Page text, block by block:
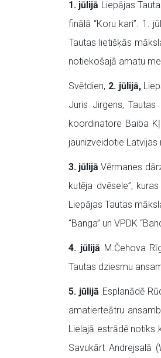
1. jūlijā Liepājas
finālā “Koru kari”. 1.
Tautas lietišķās
notiekošajā amatu
Svētdien, 2. jūlijā,
Juris Jirgens,
koordinatore Baiba
jaunizveidotie Latvijas
3. jūlijā Vērmanes
kutēja dvēsele”,
Liepājas Tautas
“Banga” un VPDK
4. jūlijā M.Čehova
Tautas dziesmu
5. jūlijā Esplanādē
amatierteātru
Lielajā estrādē notiks
Savukārt Andrejsalā